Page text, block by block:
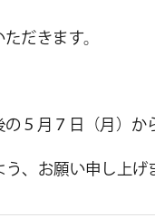
だきます。
５月７日（月）か
、お願い申し上げ